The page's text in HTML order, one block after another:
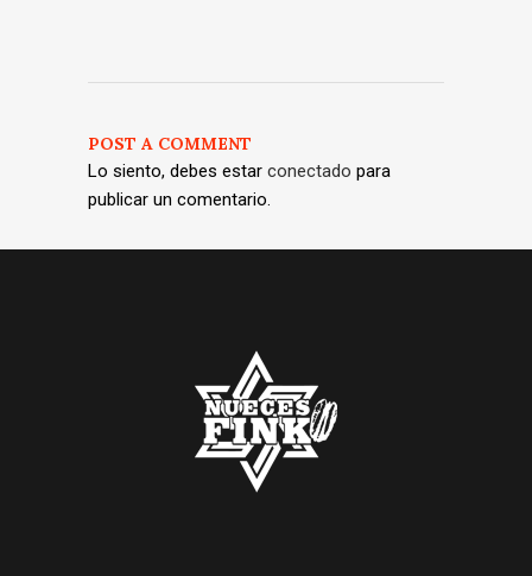
POST A COMMENT
Lo siento, debes estar conectado para
publicar un comentario.